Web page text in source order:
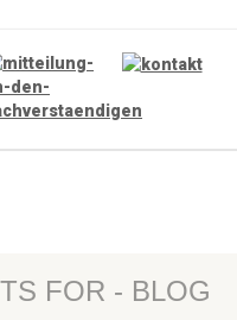
FOR - BLOG